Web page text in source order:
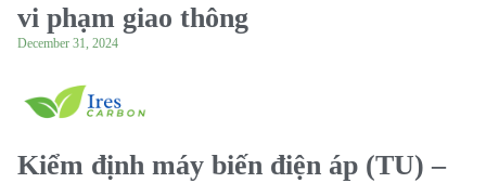
vi phạm giao thông
December 31, 2024
Kiểm định máy biến điện áp (TU) –